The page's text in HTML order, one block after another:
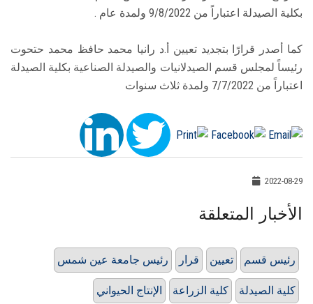
بكلية الصيدلة اعتباراً من 9/8/2022 ولمدة عام .
كما أصدر قرارًا بتجديد تعيين أ.د رانيا محمد حافظ محمد حتحوت
رئيساً لمجلس قسم الصيدلانيات والصيدلة الصناعية بكلية الصيدلة
اعتباراً من 7/7/2022 ولمدة ثلاث سنوات
2022-08-29
الأخبار المتعلقة
رئيس جامعة عين شمس قرار تعيين رئيس قسم
الإنتاج الحيواني كلية الزراعة كلية الصيدلة